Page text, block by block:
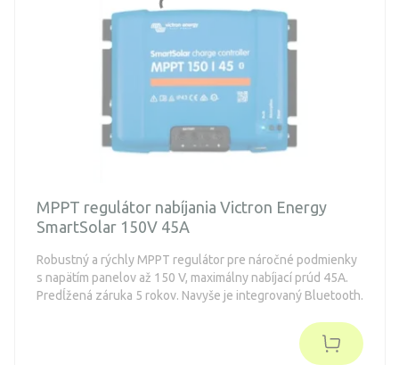
MPPT regulátor nabíjania Victron Energy
SmartSolar 150V 45A
Robustný a rýchly MPPT regulátor pre náročné podmienky
s napätím panelov až 150 V, maximálny nabíjací prúd 45A.
Predĺžená záruka 5 rokov. Navyše je integrovaný Bluetooth.